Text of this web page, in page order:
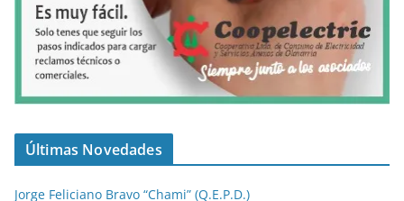
Últimas Novedades
Jorge Feliciano Bravo “Chami” (Q.E.P.D.)